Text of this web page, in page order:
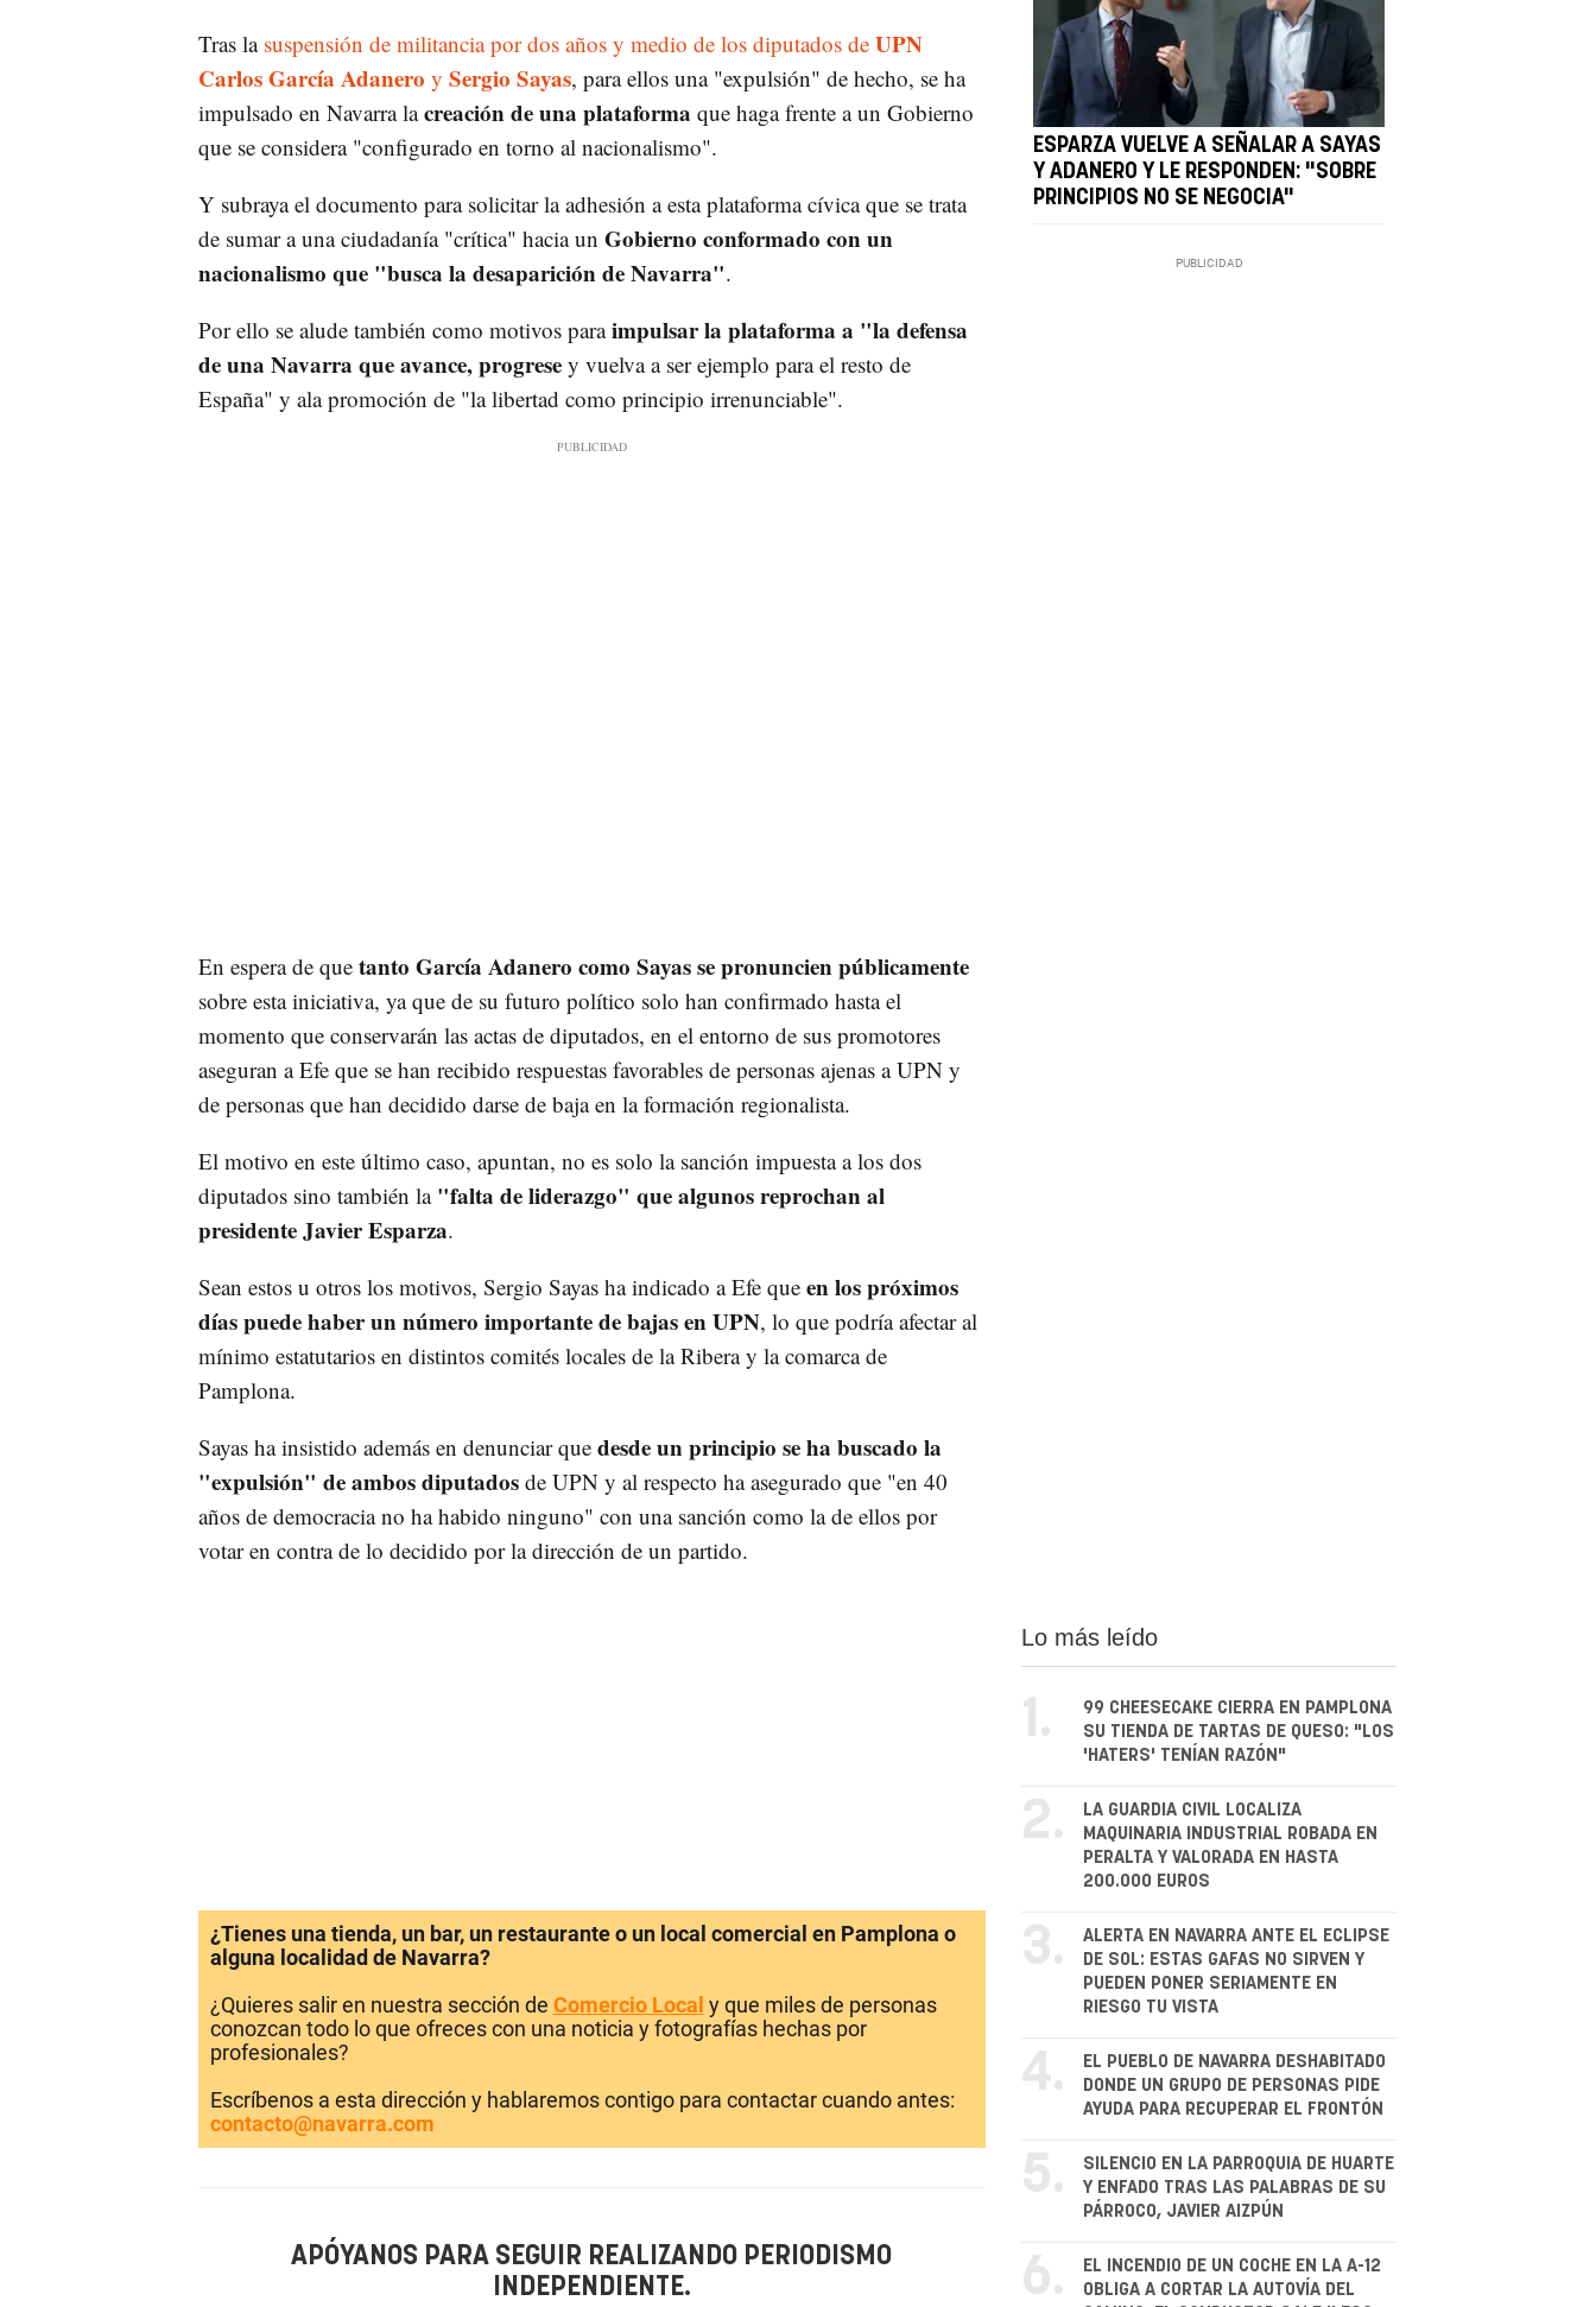
Tras la suspensión de militancia por dos años y medio de los diputados de UPN
Carlos García Adanero y Sergio Sayas, para ellos una "expulsión" de hecho, se ha
impulsado en Navarra lacreación de una plataforma que haga frente a un Gobierno
que se considera "configurado en torno al nacionalismo".
Y subraya el documento para solicitar la adhesión a esta plataforma cívica que se trata
de sumar a una ciudadanía "crítica" hacia un Gobierno conformado con un
nacionalismo que "busca la desaparición de Navarra".
Por ello se alude también como motivos paraimpulsar la plataforma a "la defensa
de una Navarra que avance, progrese y vuelva a ser ejemplo para el resto de
España" y ala promoción de "la libertad como principio irrenunciable".
En espera de quetanto García Adanero como Sayas se pronuncien públicamente
sobre esta iniciativa, ya que de su futuro político solo han confirmado hasta el
momento que conservarán las actas de diputados, en el entorno de sus promotores
aseguran a Efe que se han recibido respuestas favorables de personas ajenas a UPN y
de personas que han decidido darse de baja en la formación regionalista.
El motivo en este último caso, apuntan, no es solo la sanción impuesta a los dos
diputados sino también la"falta de liderazgo" que algunos reprochan al
presidente Javier Esparza.
Sean estos u otros los motivos, Sergio Sayas ha indicado a Efe que en los próximos
días puede haber un número importante de bajas en UPN, lo que podría afectar al
mínimo estatutarios en distintos comités locales de la Ribera y la comarca de
Pamplona.
Sayas ha insistido además en denunciar que desde un principio se ha buscado la
"expulsión" de ambos diputadosde UPN y al respecto ha asegurado que "en 40
años de democracia no ha habido ninguno" con una sanción como la de ellos por
votar en contra de lo decidido por la dirección de un partido.
ESPARZA VUELVE A SEÑALAR A SAYAS
Y ADANERO Y LE RESPONDEN: "SOBRE
PRINCIPIOS NO SE NEGOCIA"
¿Tienes una tienda, un bar, un restaurante o un local comercial en Pamplona o
alguna localidad de Navarra?
¿Quieres salir en nuestra sección de Comercio Local y que miles de personas
conozcan todo lo que ofreces con una noticia y fotografías hechas por
profesionales?
Escríbenos a esta dirección y hablaremos contigo para contactar cuando antes:
contacto@navarra.com
APÓYANOS PARA SEGUIR REALIZANDO PERIODISMO
INDEPENDIENTE.
Lo más leído
1.
99 CHEESECAKE CIERRA EN PAMPLONA
SU TIENDA DE TARTAS DE QUESO: "LOS
'HATERS' TENÍAN RAZÓN"
2.
LA GUARDIA CIVIL LOCALIZA
MAQUINARIA INDUSTRIAL ROBADA EN
PERALTA Y VALORADA EN HASTA
200.000 EUROS
3.
ALERTA EN NAVARRA ANTE EL ECLIPSE
DE SOL: ESTAS GAFAS NO SIRVEN Y
PUEDEN PONER SERIAMENTE EN
RIESGO TU VISTA
4.
EL PUEBLO DE NAVARRA DESHABITADO
DONDE UN GRUPO DE PERSONAS PIDE
AYUDA PARA RECUPERAR EL FRONTÓN
5.
SILENCIO EN LA PARROQUIA DE HUARTE
Y ENFADO TRAS LAS PALABRAS DE SU
PÁRROCO, JAVIER AIZPÚN
6.
EL INCENDIO DE UN COCHE EN LA A-12
OBLIGA A CORTAR LA AUTOVÍA DEL